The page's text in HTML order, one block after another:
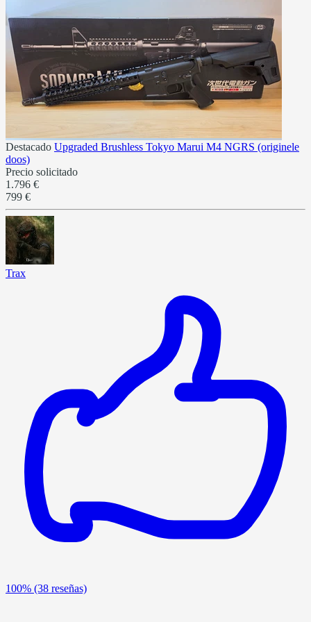
Destacado Upgraded Brushless Tokyo Marui M4 NGRS (originele
doos)
Precio solicitado
1.796 €
799 €
Trax
100% (38 reseñas)